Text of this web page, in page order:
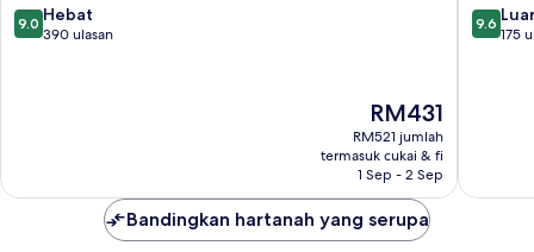
9.0
daripada
9.0 Hebat
390 ulasan
Harga
ialah
RM431
RM431
RM521 jumlah
termasuk cukai & fi
1 Sep - 2 Sep
9.6
9.6
175
Bandingkan hartanah yang serupa